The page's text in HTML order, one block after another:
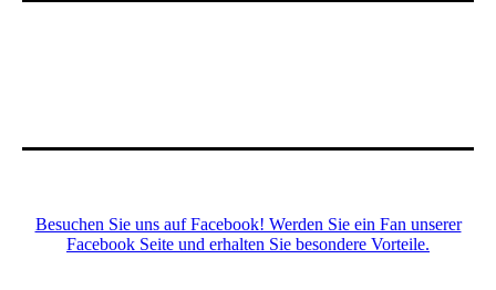
Besuchen Sie uns auf Facebook! Werden Sie ein Fan unserer
Facebook Seite und erhalten Sie besondere Vorteile.